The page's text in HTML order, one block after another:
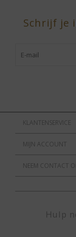
Schrijf je
KLANTENSERVICE
MIJN ACCOUNT
NEEM CONTACT
Hulp